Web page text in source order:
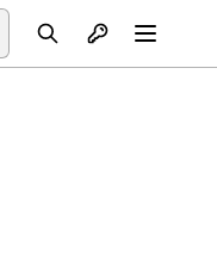
Otvori profil